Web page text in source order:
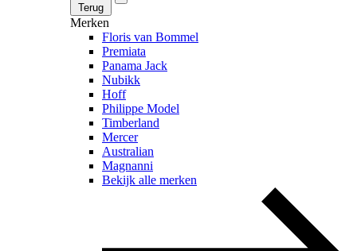
Terug
Merken
Floris van Bommel
Premiata
Panama Jack
Nubikk
Hoff
Philippe Model
Timberland
Mercer
Australian
Magnanni
Bekijk alle merken